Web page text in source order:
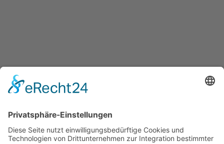
BEITRAG
Warum Scheitern der Schlüssel
zum Erfolg ist